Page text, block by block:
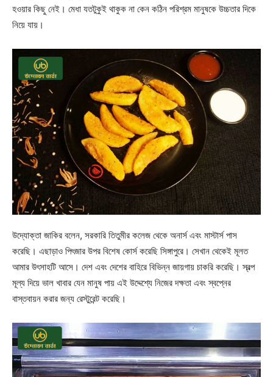
হওয়ার কিছু নেই। মেধা যতটুকুই থাকুক না কেন কঠিন পরিশ্রম মানুষকে উচ্চতার দিকে
নিয়ে যায়।
উদ্যোক্তা জাকির বলেন, সরকারি তিতুমীর কলেজ থেকে অনার্স এবং মাস্টার্স পাস
করেছি। এছাড়াও পিৎজার উপর বিশেষ কোর্স করেছি সিঙ্গাপুরে। সেখান থেকেই মূলত
আমার উৎসাহটি আসে। দেশ এবং দেশের বাহিরে বিভিন্ন জায়গায় চাকরি করেছি। স্বল্প
মূল্য দিয়ে ভাল খাবার যেন মানুষ পায় এই উদ্দেশ্যে নিজের দক্ষতা এবং স্বপ্নের
বাস্তবায়ন করার জন্য রেস্টুরেন্ট করেছি।